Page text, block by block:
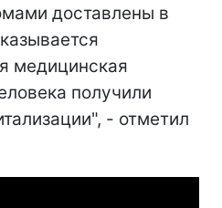
доставлены в
медицинская
получили
- отметил